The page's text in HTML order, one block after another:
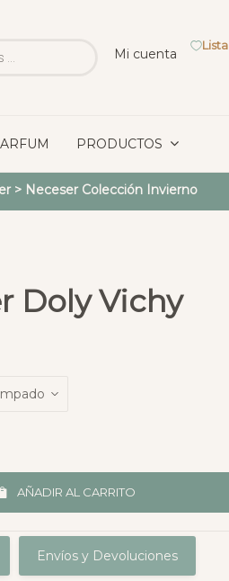
Mi cuenta
Lista
PRODUCTOS
> Neceser Colección Invierno
Doly Vichy
AÑADIR AL CARRITO
Envíos y Devoluciones